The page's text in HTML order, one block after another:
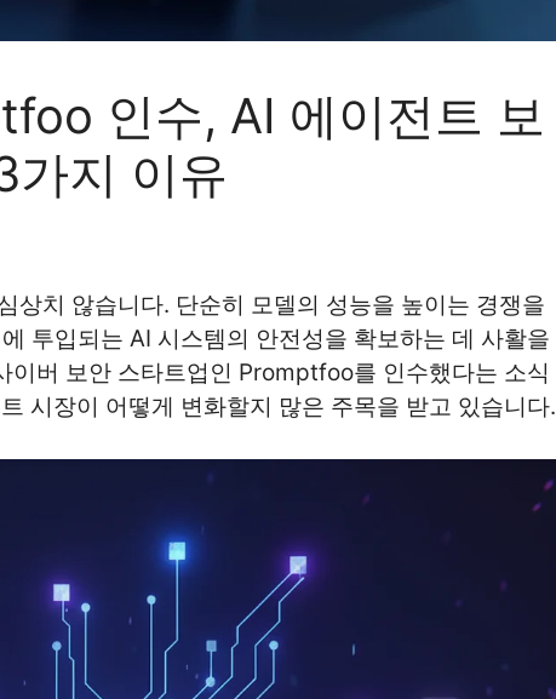
인수, AI 에이전트 보
가지 이유
상치 않습니다. 단순히 모델의 성능을 높이는 경쟁을
투입되는 AI 시스템의 안전성을 확보하는 데 사활을
이버 보안 스타트업인 Promptfoo를 인수했다는 소식
시장이 어떻게 변화할지 많은 주목을 받고 있습니다.